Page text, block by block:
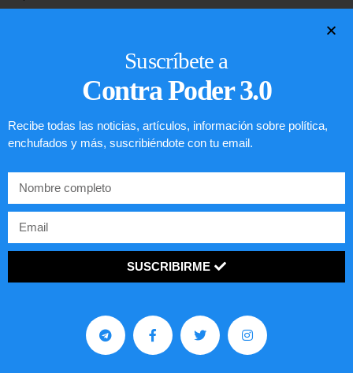
Lotería de visa de EEUU
Suscríbete a
Contra Poder 3.0
Recibe todas las noticias, artículos, información sobre política,
enchufados y más, suscribiéndote con tu email.
SUSCRIBIRME